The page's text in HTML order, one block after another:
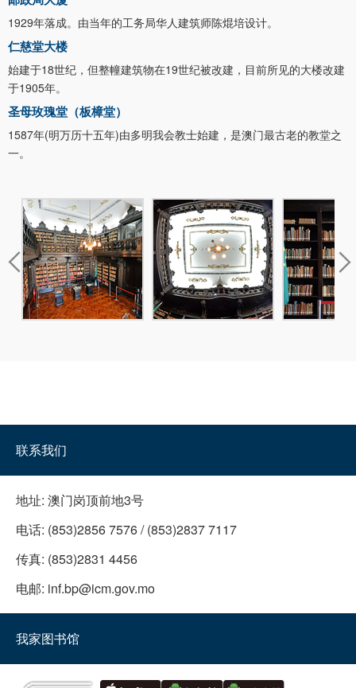
1929年落成。由当年的工务局华人建筑师陈焜培设计。
仁慈堂大楼
始建于18世纪，但整幢建筑物在19世纪被改建，目前所见的大楼改建
于1905年。
圣母玫瑰堂（板樟堂）
1587年(明万历十五年)由多明我会教士始建，是澳门最古老的教堂之
一。
联系我们
地址: 澳门岗顶前地3号
电话: (853)2856 7576 / (853)2837 7117
传真: (853)2831 4456
电邮: inf.bp@icm.gov.mo
我家图书馆